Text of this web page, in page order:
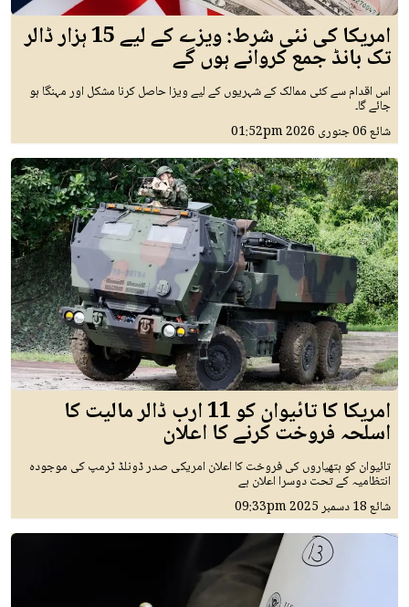
امریکا کی نئی شرط: ویزے کے لیے 15 ہزار ڈالر
تک بانڈ جمع کروانے ہوں گے
اس اقدام سے کئی ممالک کے شہریوں کے لیے ویزا حاصل کرنا مشکل اور مہنگا ہو
جائے گا۔
شائع06 جنوری 2026 01:52pm
امریکا کا تائیوان کو 11 ارب ڈالر مالیت کا
اسلحہ فروخت کرنے کا اعلان
تائیوان کو ہتھیاروں کی فروخت کا اعلان امریکی صدر ڈونلڈ ٹرمپ کی موجودہ
انتظامیہ کے تحت دوسرا اعلان ہے
شائع18 دسمبر 2025 09:33pm